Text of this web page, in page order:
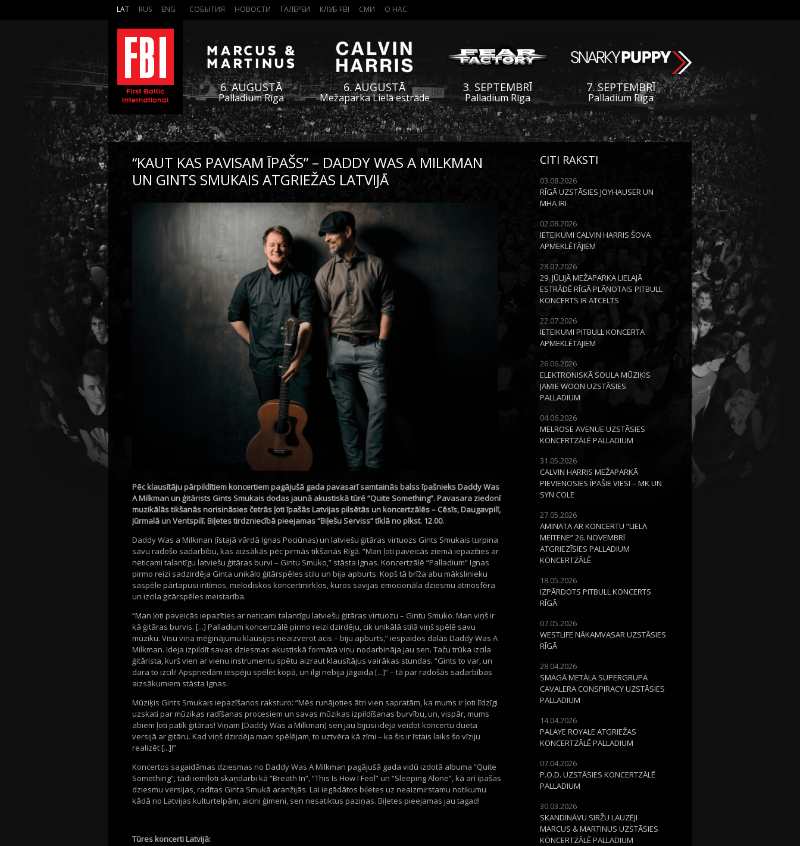
LAT RUS ENG СОБЫТИЯ НОВОСТИ ГАЛЕРЕИ КЛУБ FBI СМИ О НАС
6. AUGUSTĀ
Palladium Rīga
6. AUGUSTĀ
Mežaparka Lielā estrāde
3. SEPTEMBRĪ
Palladium Rīga
7. SEPTEMBRĪ
Palladium Rīga
“KAUT KAS PAVISAM ĪPAŠS” – DADDY WAS A MILKMAN
UN GINTS SMUKAIS ATGRIEŽAS LATVIJĀ
Pēc klausītāju pārpildītiem koncertiem pagājušā gada pavasarī samtainās balss īpašnieks Daddy Was
A Milkman un ģitārists Gints Smukais dodas jaunā akustiskā tūrē “Quite Something”. Pavasara ziedonī
muzikālās tikšanās norisināsies četrās ļoti īpašās Latvijas pilsētās un koncertzālēs – Cēsīs, Daugavpilī,
Jūrmalā un Ventspilī. Biļetes tirdzniecībā pieejamas “Biļešu Serviss” tīklā no plkst. 12.00.
Daddy Was a Milkman (īstajā vārdā Ignas Pociūnas) un latviešu ģitāras virtuozs Gints Smukais turpina
savu radošo sadarbību, kas aizsākās pēc pirmās tikšanās Rīgā. “Man ļoti paveicās ziemā iepazīties ar
neticami talantīgu latviešu ģitāras burvi – Gintu Smuko,” stāsta Ignas. Koncertzālē “Palladium” Ignas
pirmo reizi sadzirdēja Ginta unikālo ģitārspēles stilu un bija apburts. Kopš tā brīža abu mākslinieku
saspēle pārtapusi intīmos, melodiskos koncertmirkļos, kuros savijas emocionāla dziesmu atmosfēra
un izcila ģitārspēles meistarība.
“Man ļoti paveicās iepazīties ar neticami talantīgu latviešu ģitāras virtuozu – Gintu Smuko. Man viņš ir
kā ģitāras burvis. [...] Palladium koncertzālē pirmo reizi dzirdēju, cik unikālā stilā viņš spēlē savu
mūziku. Visu viņa mēģinājumu klausījos neaizverot acis – biju apburts,” iespaidos dalās Daddy Was A
Milkman. Ideja izpildīt savas dziesmas akustiskā formātā viņu nodarbināja jau sen. Taču trūka izcila
ģitārista, kurš vien ar vienu instrumentu spētu aizraut klausītājus vairākas stundas. “Gints to var, un
dara to izcili! Apspriedām iespēju spēlēt kopā, un ilgi nebija jāgaida [...]” – tā par radošās sadarbības
aizsākumiem stāsta Ignas.
Mūziķis Gints Smukais iepazīšanos raksturo: “Mēs runājoties ātri vien sapratām, ka mums ir ļoti līdzīgi
uzskati par mūzikas radīšanas procesiem un savas mūzikas izpildīšanas burvību, un, vispār, mums
abiem ļoti patīk ģitāras! Viņam [Daddy Was a Milkman] sen jau bijusi ideja veidot koncertu dueta
versijā ar ģitāru. Kad viņš dzirdēja mani spēlējam, to uztvēra kā zīmi – ka šis ir īstais laiks šo vīziju
realizēt [...]!”
Koncertos sagaidāmas dziesmas no Daddy Was A Milkman pagājušā gada vidū izdotā albuma “Quite
Something”, tādi iemīļoti skaņdarbi kā “Breath In”, “This Is How I Feel” un “Sleeping Alone”, kā arī īpašas
dziesmu versijas, radītas Ginta Smukā aranžijās. Lai iegādātos biļetes uz neaizmirstamu notikumu
kādā no Latvijas kulturtelpām, aicini ģimeni, sen nesatiktus paziņas. Biļetes pieejamas jau tagad!
Tūres koncerti Latvijā:
CITI RAKSTI
03.08.2026
RĪGĀ UZSTĀSIES JOYHAUSER UN
MHA IRI
02.08.2026
IETEIKUMI CALVIN HARRIS ŠOVA
APMEKLĒTĀJIEM
28.07.2026
29. JŪLIJĀ MEŽAPARKA LIELAJĀ
ESTRĀDĒ RĪGĀ PLĀNOTAIS PITBULL
KONCERTS IR ATCELTS
22.07.2026
IETEIKUMI PITBULL KONCERTA
APMEKLĒTĀJIEM
26.06.2026
ELEKTRONISKĀ SOULA MŪZIĶIS
JAMIE WOON UZSTĀSIES
PALLADIUM
04.06.2026
MELROSE AVENUE UZSTĀSIES
KONCERTZĀLĒ PALLADIUM
31.05.2026
CALVIN HARRIS MEŽAPARKĀ
PIEVIENOSIES ĪPAŠIE VIESI – MK UN
SYN COLE
27.05.2026
AMINATA AR KONCERTU “LIELA
MEITENE” 26. NOVEMBRĪ
ATGRIEZĪSIES PALLADIUM
KONCERTZĀLĒ
18.05.2026
IZPĀRDOTS PITBULL KONCERTS
RĪGĀ
07.05.2026
WESTLIFE NĀKAMVASAR UZSTĀSIES
RĪGĀ
28.04.2026
SMAGĀ METĀLA SUPERGRUPA
CAVALERA CONSPIRACY UZSTĀSIES
PALLADIUM
14.04.2026
PALAYE ROYALE ATGRIEŽAS
KONCERTZĀLĒ PALLADIUM
07.04.2026
P.O.D. UZSTĀSIES KONCERTZĀLĒ
PALLADIUM
30.03.2026
SKANDINĀVU SIRŽU LAUZĒJI
MARCUS & MARTINUS UZSTĀSIES
KONCERTZĀLĒ PALLADIUM